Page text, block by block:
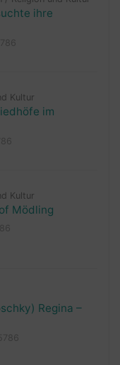
ihre
Kultur
im
Kultur
Mödling
Regina –